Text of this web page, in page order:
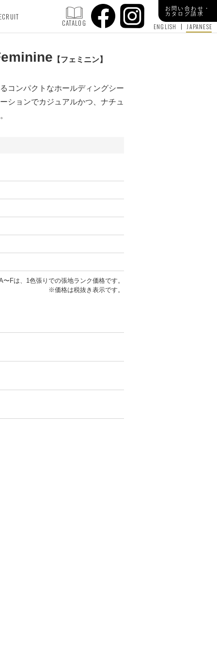
CATALOG ENGLISH JAPANESE
お問い合わせ・
カタログ請求
フェミニン
コンパクトなホールディングシー
ションでカジュアルかつ、ナチュ
Fは、1色張りでの張地ランク価格です。
※価格は税抜き表示です。